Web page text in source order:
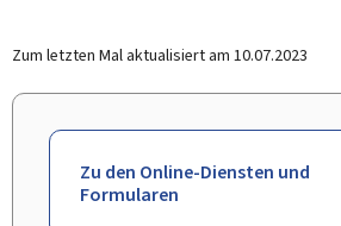
Zum letzten Mal aktualisiert am 10.07.2023
Zu den Online-Diensten und
Formularen